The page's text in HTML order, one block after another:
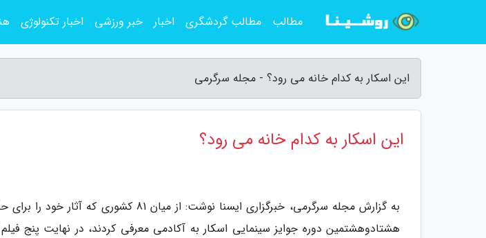
این اسکار به کدام خانه می رود؟ - مجله سرگرمی
این اسکار به کدام خانه می رود؟
به گزارش مجله سرگرمی، خبرگزاری ایسنا نوشت: از
هشتادوهشتمین دوره جوایز سینمایی اسکار به آکادمی معرفی کردند، در نهایت پنج
مطالب مطالب گردشگری اخبار خبر ورزشی اخبار تکنولوژی